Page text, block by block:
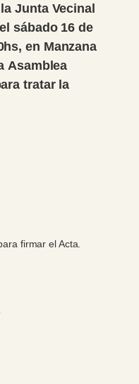
Junta Vecinal
sábado 16 de
en Manzana
Asamblea
tratar la
firmar el Acta.